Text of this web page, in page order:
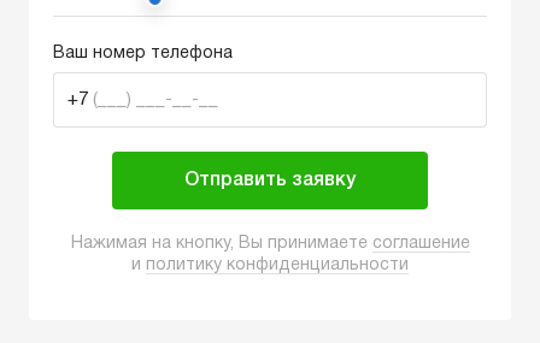
Ваш номер телефона
+7 (___) ___-__-__
Отправить заявку
Нажимая на кнопку, Вы принимаете соглашение
и политику конфиденциальности